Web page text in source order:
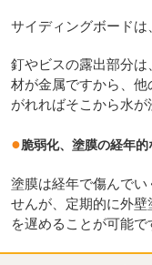
サイディングボードは
釘やビスの露出部分
材が金属ですから、
がれればそこから水が
●脆弱化、塗膜の経年的
塗膜は経年で傷んで
せんが、定期的に外
を遅めることが可能で